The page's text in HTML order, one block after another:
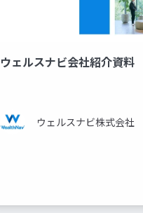
ウェルスナビ会社紹介資料
ウェルスナビ株式会社